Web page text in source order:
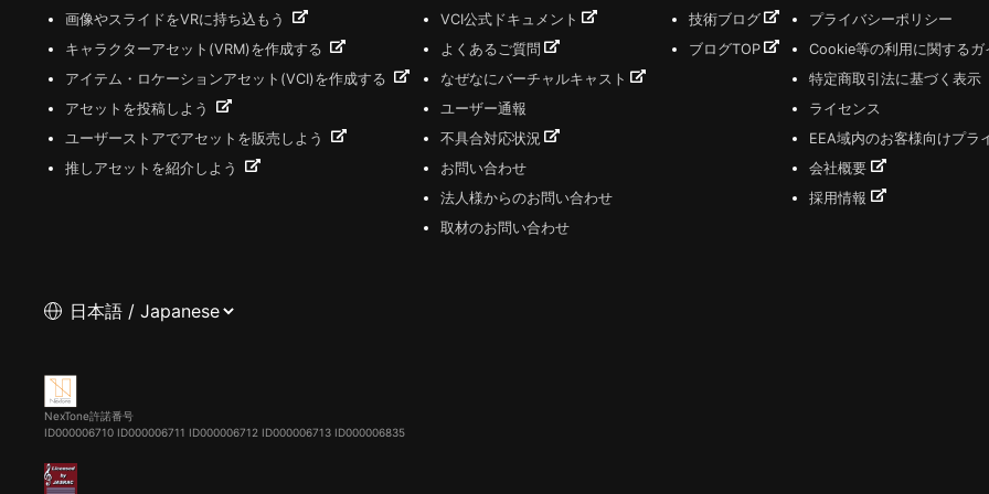
画像やスライドをVRに持ち込もう
キャラクターアセット(VRM)を作成する
アイテム・ロケーションアセット(VCI)を作成する
アセットを投稿しよう
ユーザーストアでアセットを販売しよう
推しアセットを紹介しよう
VCI公式ドキュメント
よくあるご質問
なぜなにバーチャルキャスト
ユーザー通報
不具合対応状況
お問い合わせ
法人様からのお問い合わせ
取材のお問い合わせ
技術ブログ
ブログTOP
プライバシーポリシー
Cookie等の利用に関するガ
特定商取引法に基づく表示
ライセンス
EEA域内のお客様向けプラ
会社概要
採用情報
NexTone許諾番号
ID000006710 ID000006711 ID000006712 ID000006713 ID000006835